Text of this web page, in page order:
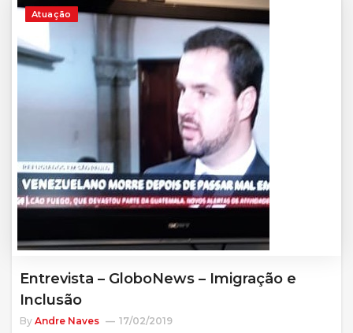
Atuação
Entrevista – GloboNews – Imigração e
Inclusão
By Andre Naves 17/02/2019